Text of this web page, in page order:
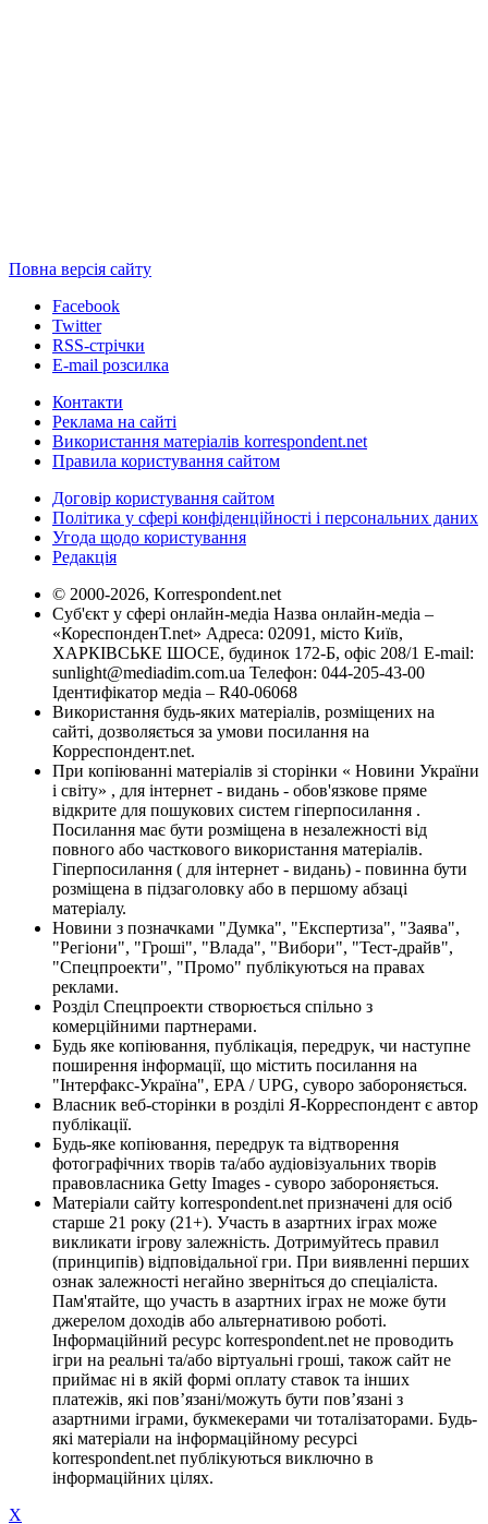
Повна версія сайту
Facebook
Twitter
RSS-стрічки
E-mail розсилка
Контакти
Реклама на сайті
Використання матеріалів korrespondent.net
Правила користування сайтом
Договір користування сайтом
Політика у сфері конфіденційності і персональних даних
Угода щодо користування
Редакція
© 2000-2026, Korrespondent.net
Суб'єкт у сфері онлайн-медіа Назва онлайн-медіа –
«КореспонденТ.net» Адреса: 02091, місто Київ,
ХАРКІВСЬКЕ ШОСЕ, будинок 172-Б, офіс 208/1 E-mail:
sunlight@mediadim.com.ua Телефон: 044-205-43-00
Ідентифікатор медіа – R40-06068
Використання будь-яких матеріалів, розміщених на
сайті, дозволяється за умови посилання на
Корреспондент.net.
При копіюванні матеріалів зі сторінки « Новини України
і світу» , для інтернет - видань - обов'язкове пряме
відкрите для пошукових систем гіперпосилання .
Посилання має бути розміщена в незалежності від
повного або часткового використання матеріалів.
Гіперпосилання ( для інтернет - видань) - повинна бути
розміщена в підзаголовку або в першому абзаці
матеріалу.
Новини з позначками "Думка", "Експертиза", "Заява",
"Регіони", "Гроші", "Влада", "Вибори", "Тест-драйв",
"Спецпроекти", "Промо" публікуються на правах
реклами.
Розділ Спецпроекти створюється спільно з
комерційними партнерами.
Будь яке копіювання, публікація, передрук, чи наступне
поширення інформації, що містить посилання на
"Інтерфакс-Україна", EPA / UPG, суворо забороняється.
Власник веб-сторінки в розділі Я-Корреспондент є автор
публікації.
Будь-яке копіювання, передрук та відтворення
фотографічних творів та/або аудіовізуальних творів
правовласника Getty Images - суворо забороняється.
Матеріали сайту korrespondent.net призначені для осіб
старше 21 року (21+). Участь в азартних іграх може
викликати ігрову залежність. Дотримуйтесь правил
(принципів) відповідальної гри. При виявленні перших
ознак залежності негайно зверніться до спеціаліста.
Пам'ятайте, що участь в азартних іграх не може бути
джерелом доходів або альтернативою роботі.
Інформаційний ресурс korrespondent.net не проводить
ігри на реальні та/або віртуальні гроші, також сайт не
приймає ні в якій формі оплату ставок та інших
платежів, які пов’язані/можуть бути пов’язані з
азартними іграми, букмекерами чи тоталізаторами. Будь-
які матеріали на інформаційному ресурсі
korrespondent.net публікуються виключно в
інформаційних цілях.
X